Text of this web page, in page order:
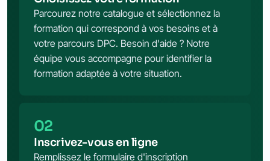
Parcourez notre catalogue et sélectionnez la
formation qui correspond à vos besoins et à
votre parcours DPC. Besoin d'aide ? Notre
équipe vous accompagne pour identifier la
formation adaptée à votre situation.
02
Inscrivez-vous en ligne
Remplissez le formulaire d'inscription